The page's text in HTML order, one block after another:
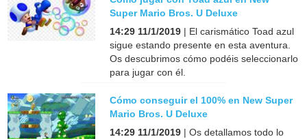
Super Mario Bros. U Deluxe
14:29 11/1/2019 | El carismático Toad azul
sigue estando presente en esta aventura.
Os descubrimos cómo podéis seleccionarlo
para jugar con él.
Cómo conseguir el 100% en New Super
Mario Bros. U Deluxe
14:29 11/1/2019 | Os detallamos todo lo